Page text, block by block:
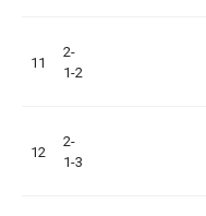
11
2-
1-2
12
2-
1-3